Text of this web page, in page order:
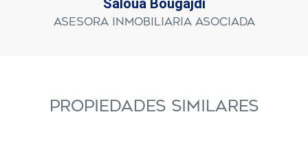
Saloua Bougajdi
Asesora Inmobiliaria Asociada
PROPIEDADES SIMILARES